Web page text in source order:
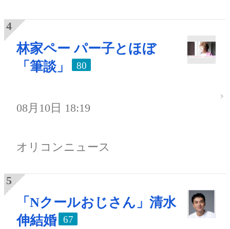
林家ペー パー子とほぼ
「筆談」
80
08月10日 18:19
オリコンニュース
「Nクールおじさん」清水
伸結婚
67